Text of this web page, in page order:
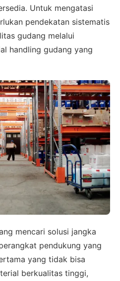
Untuk mengatasi
pendekatan sistematis
gudang melalui
handling gudang yang
mencari solusi jangka
pendukung yang
yang tidak bisa
berkualitas tinggi,